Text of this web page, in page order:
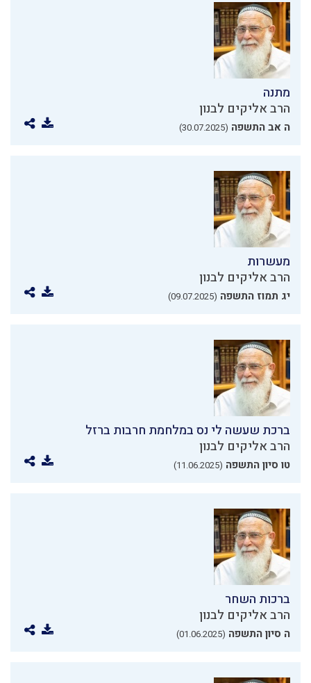
מתנה
הרב אליקים לבנון
ה אב התשפה (30.07.2025)
מעשרות
הרב אליקים לבנון
יג תמוז התשפה (09.07.2025)
ברכת שעשה לי נס במלחמת חרבות ברזל
הרב אליקים לבנון
טו סיון התשפה (11.06.2025)
ברכות השחר
הרב אליקים לבנון
ה סיון התשפה (01.06.2025)